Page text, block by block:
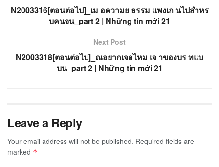
N2003316[ตอนต่อไป]_เม อความย ธรรม แพงเก นไปสำหร
บคนจน_part 2 | Những tin mới 21
Next Post
N2003318[ตอนต่อไป]_ณอยากเจอไหม เจ าของบร ทแบ
บน_part 2 | Những tin mới 21
Leave a Reply
Your email address will not be published. Required fields are
marked *